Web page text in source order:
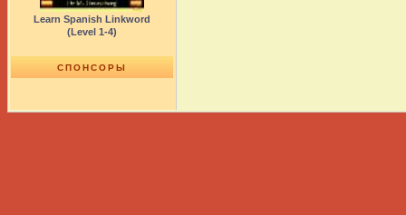
Learn Spanish Linkword
(Level 1-4)
СПОНСОРЫ